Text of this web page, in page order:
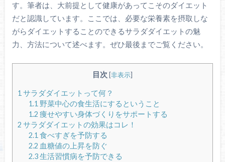
す。筆者は、大前提として健康があってこそのダイエット
だと認識しています。ここでは、必要な栄養素を摂取しな
がらダイエットすることのできるサラダダイエットの魅
力、方法について述べます。ぜひ最後までご覧ください。
目次 [非表示]
1 サラダダイエットって何？
1.1 野菜中心の食生活にするということ
1.2 痩せやすい身体づくりをサポートする
2 サラダダイエットの効果はコレ！
2.1 食べすぎを予防する
2.2 血糖値の上昇を防ぐ
2.3生活習慣病を予防できる